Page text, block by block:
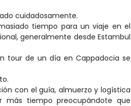
cuidadosamente.
tiempo para un viaje en el
generalmente desde Estambul
tour de un día en Cappadocia se
con el guía, almuerzo y logística
más tiempo preocupándote que